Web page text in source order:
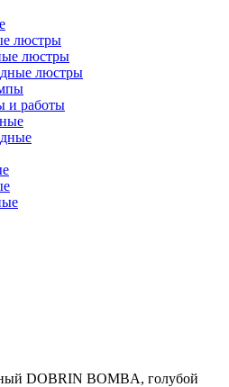
люстры
люстры
люстры
и работы
DOBRIN BOMBA, голубой